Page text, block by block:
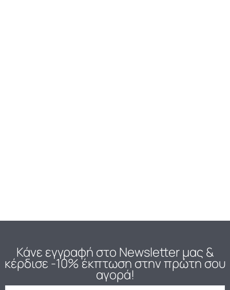
Κάνε εγγραφή στο Newsletter μας &
κέρδισε -10% έκπτωση στην πρώτη σου
αγορά!